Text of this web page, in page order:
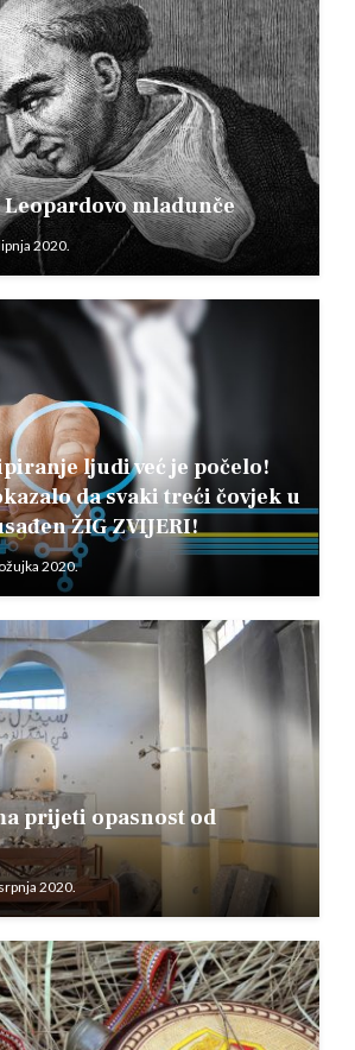
mladunče
2020.
ljudi već je počelo!
da svaki treći čovjek u
ŽIG ZVIJERI!
2020.
prijeti opasnost od
2020.